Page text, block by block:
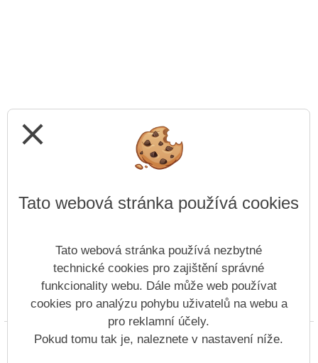
Prohlášení o přístupnosti Mapa webu Cookies
Copyright © 2022 - 2023 ZŠ Žandov &
close
Tato webová stránka používá cookies
Tato webová stránka používá nezbytné
technické cookies pro zajištění správné
funkcionality webu. Dále může web používat
cookies pro analýzu pohybu uživatelů na webu a
pro reklamní účely.
Pokud tomu tak je, naleznete v nastavení níže.